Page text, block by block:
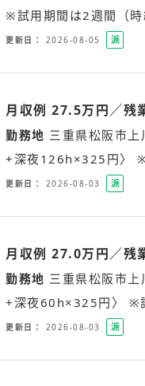
※試用期間は2週間（
更新日 2026-08-05
派
社
月収例 27.5万円／残
勤務地 三重県松阪市上
+深夜126h×325円〉
更新日 2026-08-03
派
社
月収例 27.0万円／残
勤務地 三重県松阪市上
+深夜60h×325円〉 ※
更新日 2026-08-03
派
社